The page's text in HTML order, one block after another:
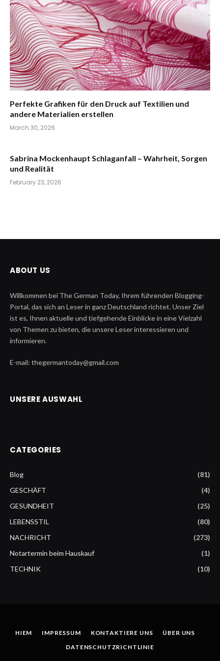
Perfekte Grafiken für den Druck auf Textilien und
andere Materialien erstellen
March 30, 2026
Sabrina Mockenhaupt Schlaganfall – Wahrheit, Sorgen
und Realität
February 23, 2026
ABOUT US
Willkommen bei The German Today, Ihrem führenden Blogging-
Portal, das sich an Leser in ganz Deutschland richtet. Unser Ziel
ist es, Ihnen aktuelle und tiefgehende Einblicke in eine Vielzahl
von Themen zu bieten, die unsere Leser interessieren und
informieren.
E-mail: thegermantoday@gmail.com
UNSERE AUSWAHL
CATEGORIES
Blog
(81)
GESCHÄFT
(4)
GESUNDHEIT
(25)
LEBENSSTIL
(80)
NACHRICHT
(273)
Notartermin beim Hauskauf
(1)
TECHNIK
(10)
HIEM IMPRESSUM KONTAKTIERE UNS
ÜBER UNS
DATENSCHUTZRICHTLINIE